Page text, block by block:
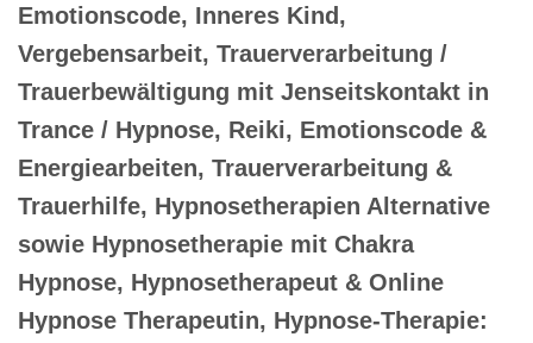
Emotionscode, Inneres Kind,
Vergebensarbeit, Trauerverarbeitung /
Trauerbewältigung mit Jenseitskontakt in
Trance / Hypnose, Reiki, Emotionscode &
Energiearbeiten, Trauerverarbeitung &
Trauerhilfe, Hypnosetherapien Alternative
sowie Hypnosetherapie mit Chakra
Hypnose, Hypnosetherapeut & Online
Hypnose Therapeutin, Hypnose-Therapie: